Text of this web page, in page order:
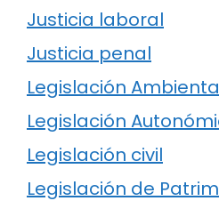
Justicia laboral
Justicia penal
Legislación
Legislación
Legislación civil
Legislación de